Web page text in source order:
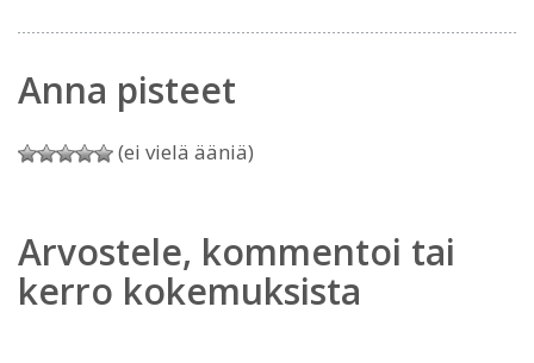
Anna pisteet
(ei vielä ääniä)
Arvostele, kommentoi tai
kerro kokemuksista